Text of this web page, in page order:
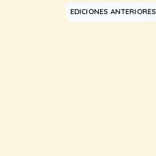
EDICIONES ANTERIORES